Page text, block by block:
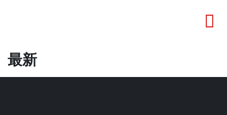
最新